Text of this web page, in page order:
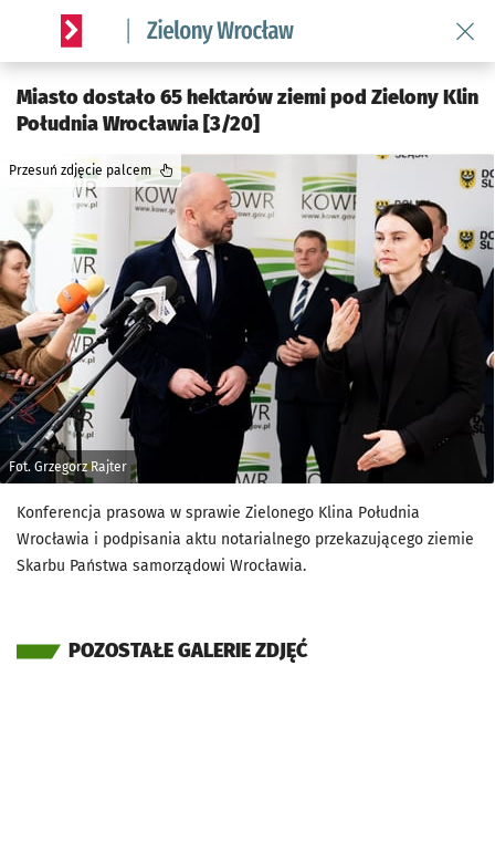
Serwis informacyjny wroclaw.pl podserwis: Środowisko we
Miasto dostało 65 hektarów ziemi pod Zielony Klin
Południa Wrocławia [3/20]
Fot. Grzegorz Rajter
Przesuń zdjęcie palcem
Konferencja prasowa w sprawie Zielonego Klina Południa
Wrocławia i podpisania aktu notarialnego przekazującego ziemie
Skarbu Państwa samorządowi Wrocławia.
POZOSTAŁE GALERIE ZDJĘĆ